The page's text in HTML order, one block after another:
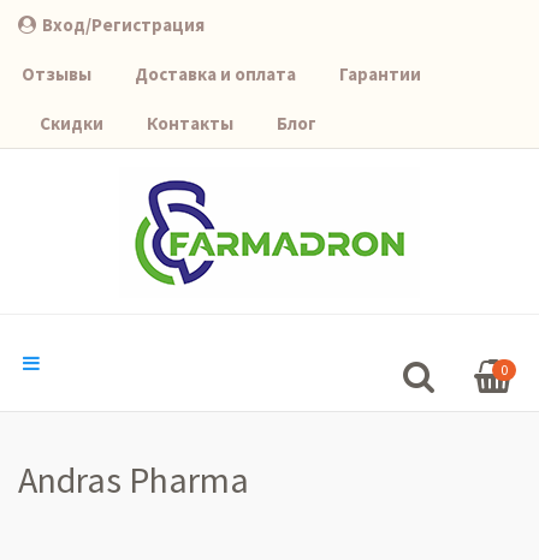
Вход/Регистрация
Отзывы Доставка и оплата Гарантии
Скидки Контакты Блог
0
Andras Pharma